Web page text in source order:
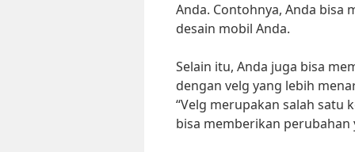
Anda. Contohnya, Anda bisa
desain mobil Anda.
Selain itu, Anda juga bisa
dengan velg yang lebih
“Velg merupakan salah
bisa memberikan